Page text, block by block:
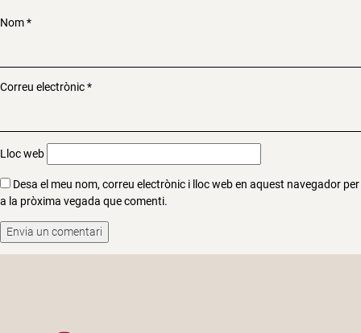
Nom*
Correu electrònic*
Lloc web
Desa el meu nom, correu electrònic i lloc web en aquest navegador per
a la pròxima vegada que comenti.